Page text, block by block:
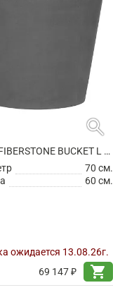
search
КАШПО FIBERSTONE BUCKET L GREY
70 см.
60 см.
ожидается 13.08.26г.
69 147 ₽
shopping_cart